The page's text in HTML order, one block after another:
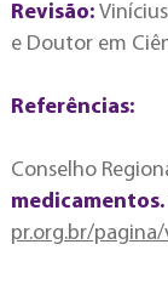
Revisão:
e Doutor em
Referências:
Conselho
medicamentos.
pr.org.br/